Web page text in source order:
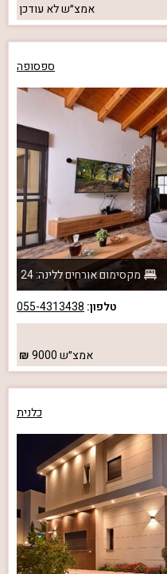
אמצ״שלא עודכן
ספסופה
מקסימום אורחים ללינה: 24
טלפון: 055-4313438
אמצ״ש9000
כלנית